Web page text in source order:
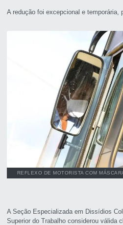
A redução foi excepcional e temporária,
REFLEXO DE MOTORISTA COM
A Seção Especializada em Dissídios
Superior do Trabalho considerou válida